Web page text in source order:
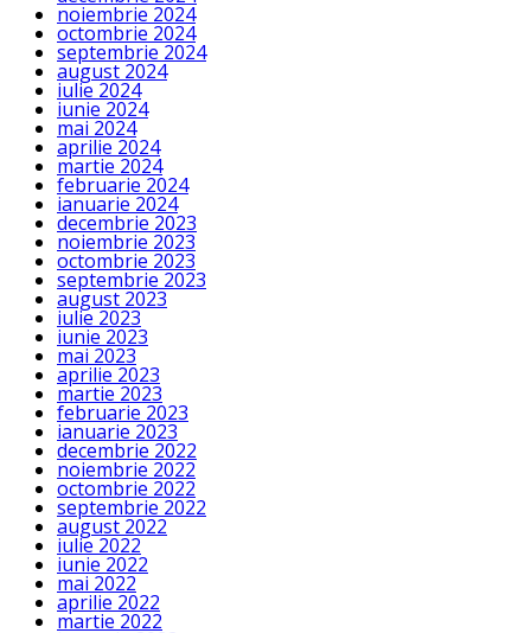
noiembrie 2024
octombrie 2024
septembrie 2024
august 2024
iulie 2024
iunie 2024
mai 2024
aprilie 2024
martie 2024
februarie 2024
ianuarie 2024
decembrie 2023
noiembrie 2023
octombrie 2023
septembrie 2023
august 2023
iulie 2023
iunie 2023
mai 2023
aprilie 2023
martie 2023
februarie 2023
ianuarie 2023
decembrie 2022
noiembrie 2022
octombrie 2022
septembrie 2022
august 2022
iulie 2022
iunie 2022
mai 2022
aprilie 2022
martie 2022